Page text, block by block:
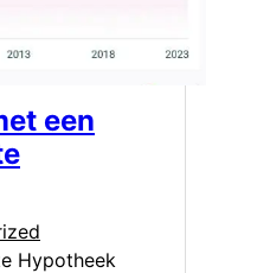
een
Hypotheek